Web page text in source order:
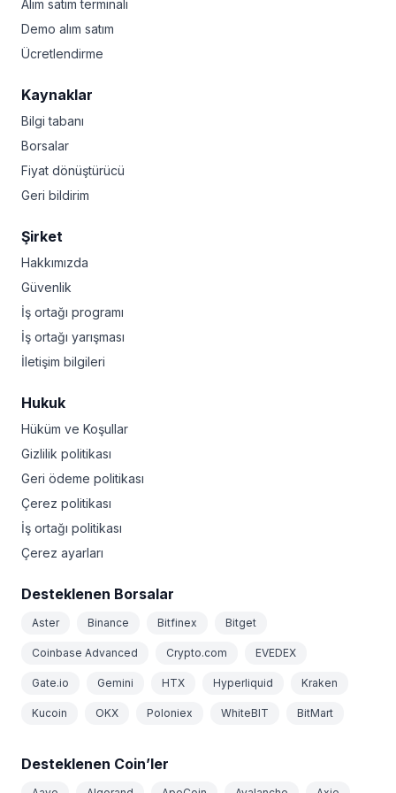
Alım satım terminali
Demo alım satım
Ücretlendirme
Kaynaklar
Bilgi tabanı
Borsalar
Fiyat dönüştürücü
Geri bildirim
Şirket
Hakkımızda
Güvenlik
İş ortağı programı
İş ortağı yarışması
İletişim bilgileri
Hukuk
Hüküm ve Koşullar
Gizlilik politikası
Geri ödeme politikası
Çerez politikası
İş ortağı politikası
Çerez ayarları
Desteklenen Borsalar
Aster Binance Bitfinex Bitget
Coinbase Advanced Crypto.com EVEDEX
Gate.io Gemini HTX Hyperliquid Kraken
Kucoin OKX Poloniex WhiteBIT BitMart
Desteklenen Coin’ler